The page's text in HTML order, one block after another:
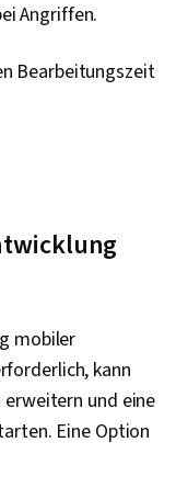
Relationale
Integration,
API-Gateway,
Strategien,
Problemlösung,
Entwicklung,
Web-Design und
Angriffen.
Bearbeitungszeit
mobiler
kann
erweitern und eine
Eine Option